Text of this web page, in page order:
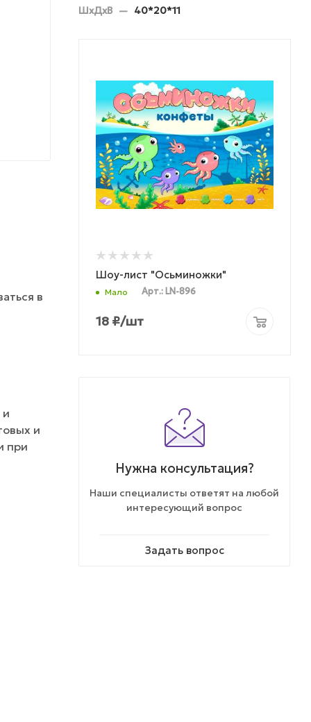
в
и
при
ШхДхВ — 40*20*11
Шоу-лист "Осьминожки"
Мало Арт.: LN-896
18 ₽/шт
Нужна консультация?
Наши специалисты ответят на любой
интересующий вопрос
Задать вопрос